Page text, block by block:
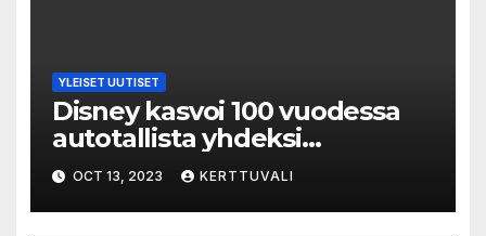
kirjakauppa
YLEISET UUTISET
Disney kasvoi 100 vuodessa
autotallista yhdeksi
maailman suurimmista
media- ja
viihdeteollisuusyhtiöistä
OCT 13, 2023 KERTTUVALI